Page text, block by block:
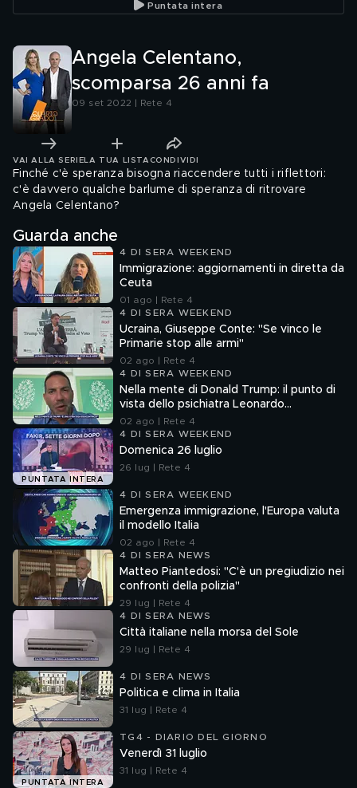
Puntata intera
Angela Celentano,
scomparsa 26 anni fa
09 set 2022 | Rete 4
VAI ALLA SERIE LA TUA LISTA CONDIVIDI
Finché c'è speranza bisogna riaccendere tutti i riflettori:
c'è davvero qualche barlume di speranza di ritrovare
Angela Celentano?
Guarda anche
4 DI SERA WEEKEND
Immigrazione: aggiornamenti in diretta da
Ceuta
01 ago | Rete 4
4 DI SERA WEEKEND
Ucraina, Giuseppe Conte: "Se vinco le
Primarie stop alle armi"
02 ago | Rete 4
4 DI SERA WEEKEND
Nella mente di Donald Trump: il punto di
vista dello psichiatra Leonardo
Mendolicchio
02 ago | Rete 4
PUNTATA INTERA
4 DI SERA WEEKEND
Domenica 26 luglio
26 lug | Rete 4
4 DI SERA WEEKEND
Emergenza immigrazione, l'Europa valuta
il modello Italia
02 ago | Rete 4
4 DI SERA NEWS
Matteo Piantedosi: "C'è un pregiudizio nei
confronti della polizia"
29 lug | Rete 4
4 DI SERA NEWS
Città italiane nella morsa del Sole
29 lug | Rete 4
4 DI SERA NEWS
Politica e clima in Italia
31 lug | Rete 4
PUNTATA INTERA
TG4 - DIARIO DEL GIORNO
Venerdì 31 luglio
31 lug | Rete 4